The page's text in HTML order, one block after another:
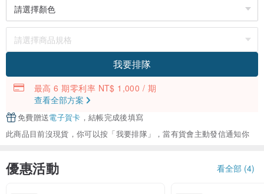
我要排隊
最高 6 期零利率 NT$ 1,000 / 期
查看全部方案
免費贈送電子賀卡 ，結帳完成後填寫
此商品目前沒現貨，你可以按「我要排隊」，當有貨會主動發信通知你
優惠活動 看全部 (4)